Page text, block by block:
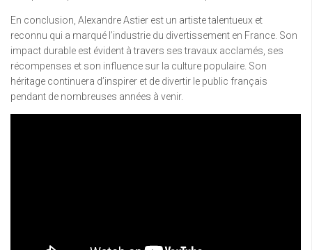
En conclusion, Alexandre Astier est un artiste talentueux et
reconnu qui a marqué l’industrie du divertissement en France. Son
impact durable est évident à travers ses travaux acclamés, ses
récompenses et son influence sur la culture populaire. Son
héritage continuera d’inspirer et de divertir le public français
pendant de nombreuses années à venir.